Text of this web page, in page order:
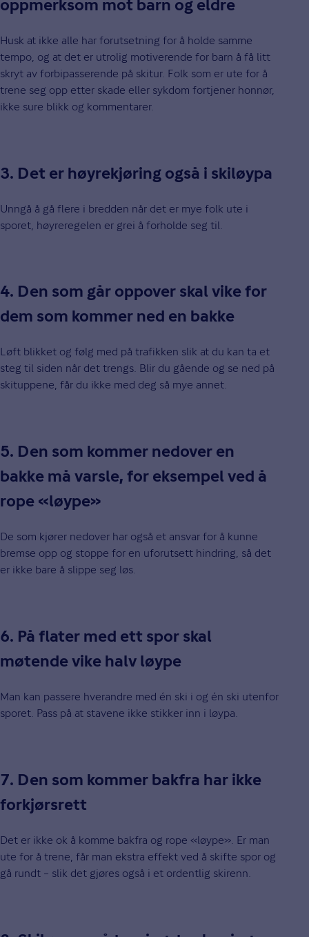
oppmerksom mot barn og eldre
Husk at ikke alle har forutsetning for å holde samme
tempo, og at det er utrolig motiverende for barn å få litt
skryt av forbipasserende på skitur. Folk som er ute for å
trene seg opp etter skade eller sykdom fortjener honnør,
ikke sure blikk og kommentarer.
3. Det er høyrekjøring også i skiløypa
Unngå å gå flere i bredden når det er mye folk ute i
sporet, høyreregelen er grei å forholde seg til.
4. Den som går oppover skal vike for
dem som kommer ned en bakke
Løft blikket og følg med på trafikken slik at du kan ta et
steg til siden når det trengs. Blir du gående og se ned på
skituppene, får du ikke med deg så mye annet.
5. Den som kommer nedover en
bakke må varsle, for eksempel ved å
rope «løype»
De som kjører nedover har også et ansvar for å kunne
bremse opp og stoppe for en uforutsett hindring, så det
er ikke bare å slippe seg løs.
6. På flater med ett spor skal
møtende vike halv løype
Man kan passere hverandre med én ski i og én ski utenfor
sporet. Pass på at stavene ikke stikker inn i løypa.
7. Den som kommer bakfra har ikke
forkjørsrett
Det er ikke ok å komme bakfra og rope «løype». Er man
ute for å trene, får man ekstra effekt ved å skifte spor og
gå rundt – slik det gjøres også i et ordentlig skirenn.